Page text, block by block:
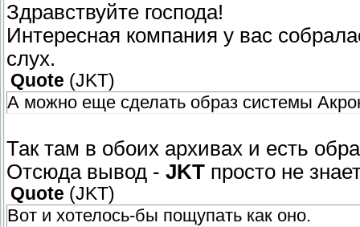
Здравствуйте господа!
Интересная компания у вас
слух.
Quote (JKT)
А можно еще сделать образ системы
Так там в обоих архивах и есть
Отсюда вывод - JKT просто не
Quote (JKT)
Вот и хотелось-бы пощупать как оно.